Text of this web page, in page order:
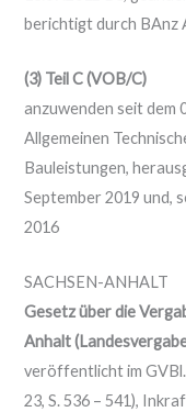
berichtigt durch BAnz
(3) Teil C (VOB/C)
anzuwenden seit dem
Allgemeinen
Bauleistungen,
September 2019 und,
2016
SACHSEN-ANHALT
Gesetz über die
Anhalt
veröffentlicht im
23, S. 536 – 541),